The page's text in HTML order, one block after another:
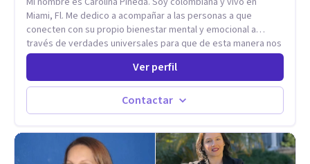
Miami, Fl. Me dedico a acompañar a las personas a que
conecten con su propio bienestar mental y emocional a
través de verdades universales para que de esta manera nos
permitamos navegar por la vida con facilidad, paz y gozo.
Todo se encuentra en nuestra propia sabiduría. Todo ocurre
de adentro hacia afuera. Un poco (o mucho) de paz mental es
lo que necesitamos, todos. Empecemos por aqui.
Ver perfil
Contactar